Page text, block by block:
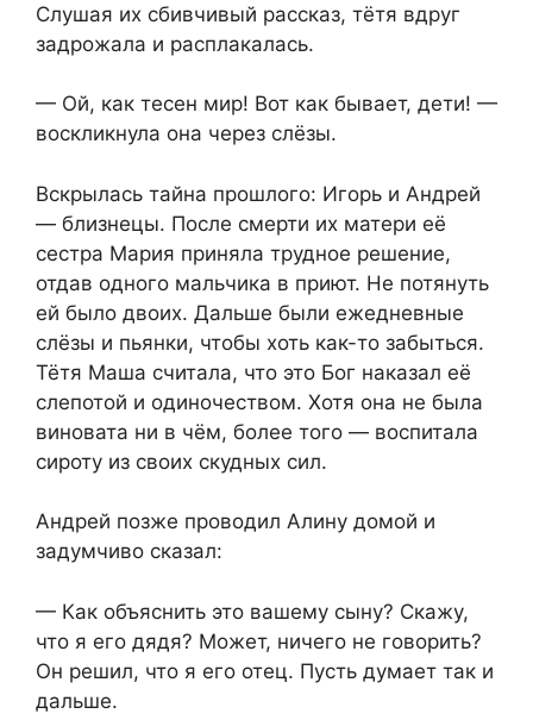
Слушая их сбивчивый рассказ, тётя вдруг
задрожала и расплакалась.
— Ой, как тесен мир! Вот как бывает, дети! —
воскликнула она через слёзы.
Вскрылась тайна прошлого: Игорь и Андрей
— близнецы. После смерти их матери её
сестра Мария приняла трудное решение,
отдав одного мальчика в приют. Не потянуть
ей было двоих. Дальше были ежедневные
слёзы и пьянки, чтобы хоть как-то забыться.
Тётя Маша считала, что это Бог наказал её
слепотой и одиночеством. Хотя она не была
виновата ни в чём, более того — воспитала
сироту из своих скудных сил.
Андрей позже проводил Алину домой и
задумчиво сказал:
— Как объяснить это вашему сыну? Скажу,
что я его дядя? Может, ничего не говорить?
Он решил, что я его отец. Пусть думает так и
дальше.